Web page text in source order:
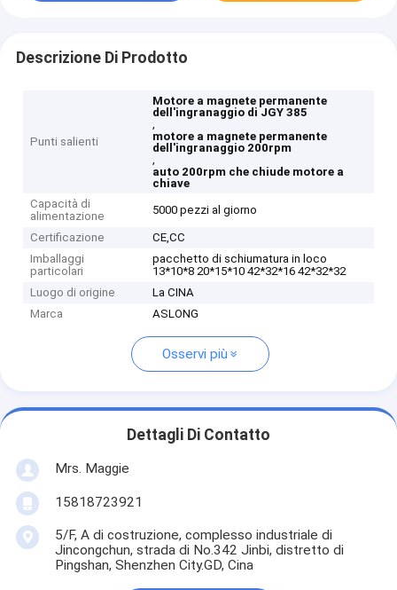
Descrizione Di Prodotto
Punti salienti
Motore a magnete permanente
dell'ingranaggio di JGY 385
,
motore a magnete permanente
dell'ingranaggio 200rpm
,
auto 200rpm che chiude motore a
chiave
Capacità di
alimentazione
5000 pezzi al giorno
Certificazione
CE,CC
Imballaggi
particolari
pacchetto di schiumatura in loco
13*10*8 20*15*10 42*32*16 42*32*32
Luogo di origine
La CINA
Marca
ASLONG
Osservi più
Dettagli Di Contatto
Mrs. Maggie
15818723921
5/F, A di costruzione, complesso industriale di
Jincongchun, strada di No.342 Jinbi, distretto di
Pingshan, Shenzhen City.GD, Cina